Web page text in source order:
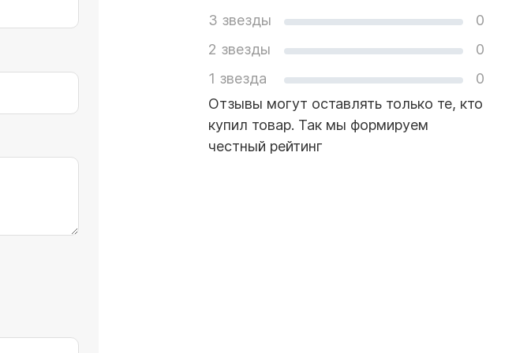
3 звезды
0
2 звезды
0
1 звезда
0
Отзывы могут оставлять только те, кто
купил товар. Так мы формируем
честный рейтинг